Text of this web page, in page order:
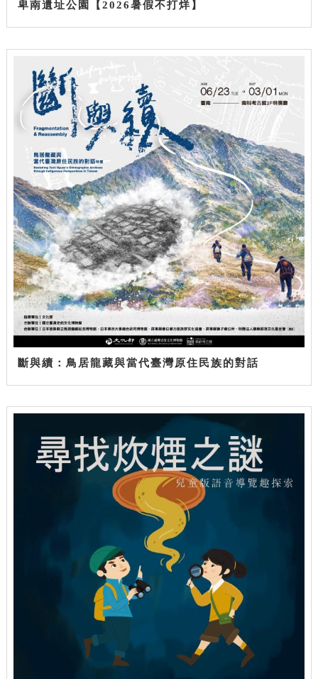
卑南遺址公園【2026暑假不打烊】
斷與續：鳥居龍藏與當代臺灣原住民族的對話